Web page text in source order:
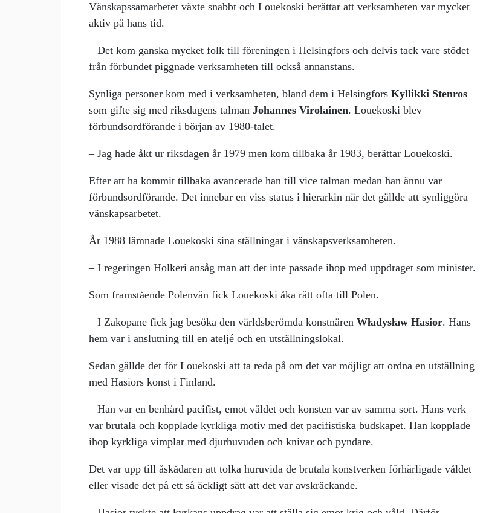
Vänskapssamarbetet växte snabbt och Louekoski berättar att verksamheten var mycket
aktiv på hans tid.
– Det kom ganska mycket folk till föreningen i Helsingfors och delvis tack vare stödet
från förbundet piggnade verksamheten till också annanstans.
Synliga personer kom med i verksamheten, bland dem i HelsingforsKyllikki Stenros
som gifte sig med riksdagens talmanJohannes Virolainen. Louekoski blev
förbundsordförande i början av 1980-talet.
– Jag hade åkt ur riksdagen år 1979 men kom tillbaka år 1983, berättar Louekoski.
Efter att ha kommit tillbaka avancerade han till vice talman medan han ännu var
förbundsordförande. Det innebar en viss status i hierarkin när det gällde att synliggöra
vänskapsarbetet.
År 1988 lämnade Louekoski sina ställningar i vänskapsverksamheten.
– I regeringen Holkeri ansåg man att det inte passade ihop med uppdraget som minister.
Som framstående Polenvän fick Louekoski åka rätt ofta till Polen.
– I Zakopane fick jag besöka den världsberömda konstnärenWładysław Hasior. Hans
hem var i anslutning till en ateljé och en utställningslokal.
Sedan gällde det för Louekoski att ta reda på om det var möjligt att ordna en utställning
med Hasiors konst i Finland.
– Han var en benhård pacifist, emot våldet och konsten var av samma sort. Hans verk
var brutala och kopplade kyrkliga motiv med det pacifistiska budskapet. Han kopplade
ihop kyrkliga vimplar med djurhuvuden och knivar och pyndare.
Det var upp till åskådaren att tolka huruvida de brutala konstverken förhärligade våldet
eller visade det på ett så äckligt sätt att det var avskräckande.